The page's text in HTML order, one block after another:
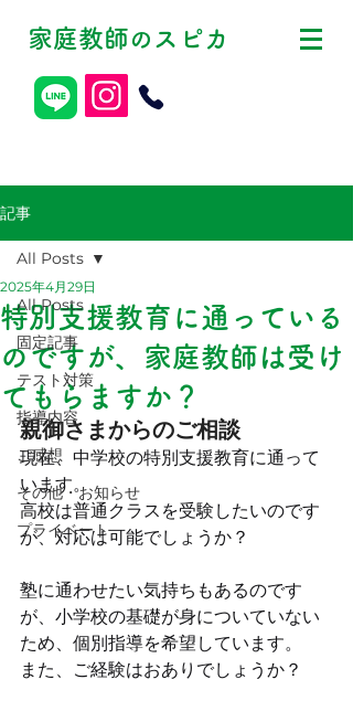
家庭教師の スピカ
記事
All Posts
固定記事
テスト対策
指導内容
ご感想
その他・お知らせ
プライベート
All Posts
特別支援教育に通っている
のですが、家庭教師は受け
てもらますか？
2025年4月29日
親御さまからのご相談
現在、中学校の特別支援教育に通って
います。
高校は普通クラスを受験したいのです
が、対応は可能でしょうか？
塾に通わせたい気持ちもあるのです
が、小学校の基礎が身についていない
ため、個別指導を希望しています。
また、ご経験はおありでしょうか？